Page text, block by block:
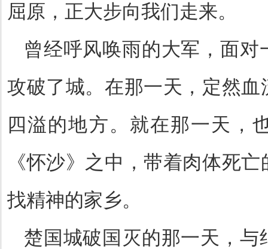
屈原，正大步向我们走来。
曾经呼风唤雨的大军，面
攻破了城。在那一天，定然
四溢的地方。就在那一天，
《怀沙》之中，带着肉体死
找精神的家乡。
楚国城破国灭的那一天，与